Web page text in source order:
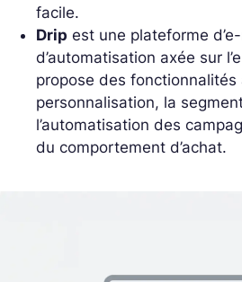
facile.
Drip est une plateforme
d’automatisation axée sur
propose des fonctionnalités
personnalisation, la
l’automatisation des
du comportement d’achat.